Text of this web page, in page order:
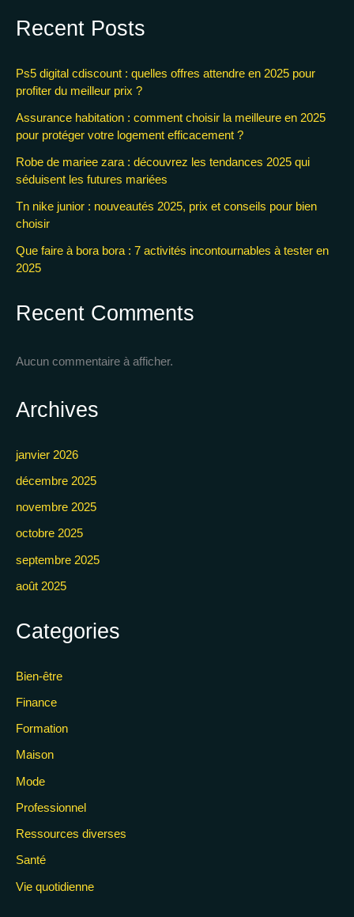
Recent Posts
Ps5 digital cdiscount : quelles offres attendre en 2025 pour
profiter du meilleur prix ?
Assurance habitation : comment choisir la meilleure en 2025
pour protéger votre logement efficacement ?
Robe de mariee zara : découvrez les tendances 2025 qui
séduisent les futures mariées
Tn nike junior : nouveautés 2025, prix et conseils pour bien
choisir
Que faire à bora bora : 7 activités incontournables à tester en
2025
Recent Comments
Aucun commentaire à afficher.
Archives
janvier 2026
décembre 2025
novembre 2025
octobre 2025
septembre 2025
août 2025
Categories
Bien-être
Finance
Formation
Maison
Mode
Professionnel
Ressources diverses
Santé
Vie quotidienne